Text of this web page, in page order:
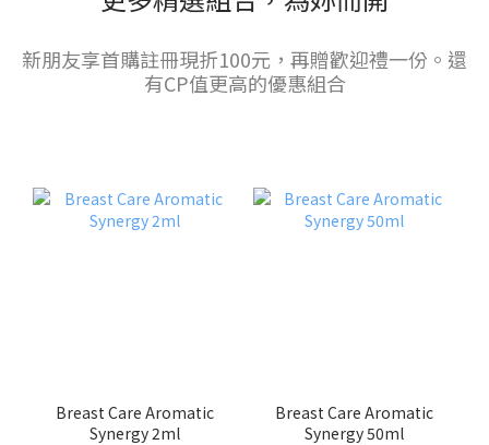
新朋友享首購註冊現折100元，再贈歡迎禮一份。還
有CP值更高的優惠組合
Breast Care Aromatic
Synergy 2ml
Breast Care Aromatic
Synergy 50ml